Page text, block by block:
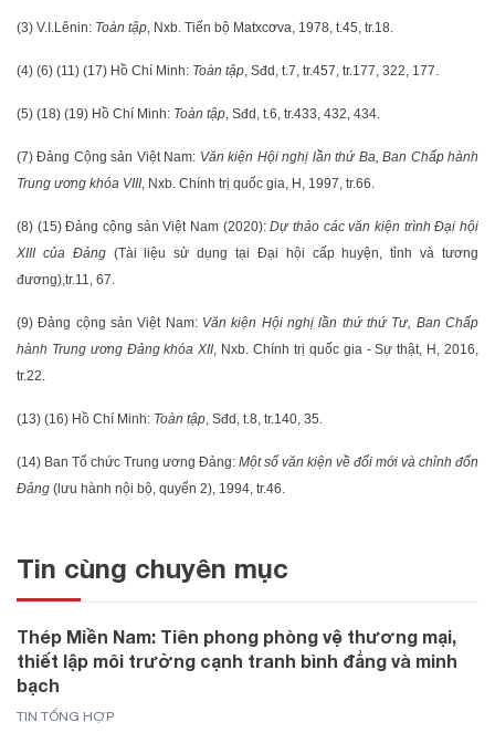
(3) V.I.Lênin: Toàn tập, Nxb. Tiến bộ Matxcơva, 1978, t.45, tr.18.
(4) (6) (11) (17) Hồ Chí Minh: Toàn tập, Sđd, t.7, tr.457, tr.177, 322, 177.
(5) (18) (19) Hồ Chí Minh: Toàn tập, Sđd, t.6, tr.433, 432, 434.
(7) Đảng Cộng sản Việt Nam: Văn kiện Hội nghị lần thứ Ba,Ban Chấp hành
Trung ương khóa VIII, Nxb. Chính trị quốc gia, H, 1997, tr.66.
(8) (15) Đảng cộng sản Việt Nam (2020):Dự thảo các văn kiện trình Đại hội
XIII của Đảng (Tài liệu sử dụng tại Đại hội cấp huyện, tỉnh và tương
đương),tr.11, 67.
(9) Đảng cộng sản Việt Nam: Văn kiện Hội nghị lần thứ thứ Tư, Ban Chấp
hành Trung ương Đảng khóa XII, Nxb. Chính trị quốc gia - Sự thật, H, 2016,
tr.22.
(13) (16) Hồ Chí Minh: Toàn tập, Sđd, t.8, tr.140, 35.
(14) Ban Tổ chức Trung ương Đảng: Một số văn kiện về đổi mới và chỉnh đốn
Đảng (lưu hành nội bộ, quyển 2), 1994, tr.46.
Tin cùng chuyên mục
Thép Miền Nam: Tiên phong phòng vệ thương mại,
thiết lập môi trường cạnh tranh bình đẳng và minh
bạch
TIN TỔNG HỢP